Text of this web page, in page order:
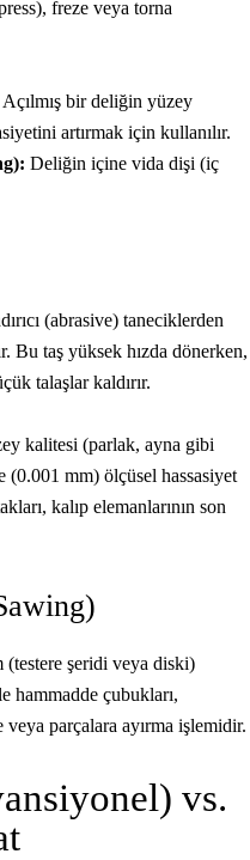
freze veya torna
Açılmış bir deliğin yüzey
artırmak için kullanılır.
Deliğin içine vida dişi (iç
(abrasive) taneciklerden
Bu taş yüksek hızda dönerken,
talaşlar kaldırır.
kalitesi (parlak, ayna gibi
mm) ölçüsel hassasiyet
kalıp elemanlarının son
şeridi veya diski)
hammadde çubukları,
parçalara ayırma işlemidir.
vs.